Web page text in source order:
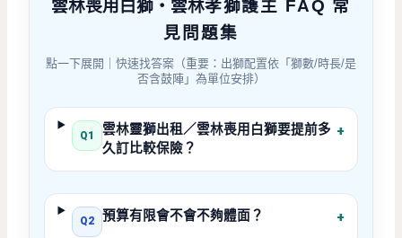
雲林喪用白獅・雲林孝獅護主 FAQ 常
見問題集
點一下展開｜快速找答案（重要：出獅配置依「獅數/時長/是
否含鼓陣」為單位安排）
Q1
雲林靈獅出租／雲林喪用白獅要提前多
久訂比較保險？
+
Q2 預算有限會不會不夠體面？ +